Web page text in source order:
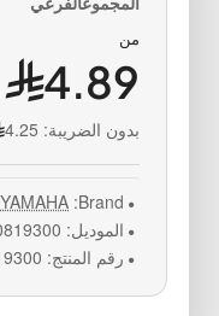
من
4.89
بدون الضريبة: 4.25
Brand:
YAMAHA
الموديل:
رقم المنتج: